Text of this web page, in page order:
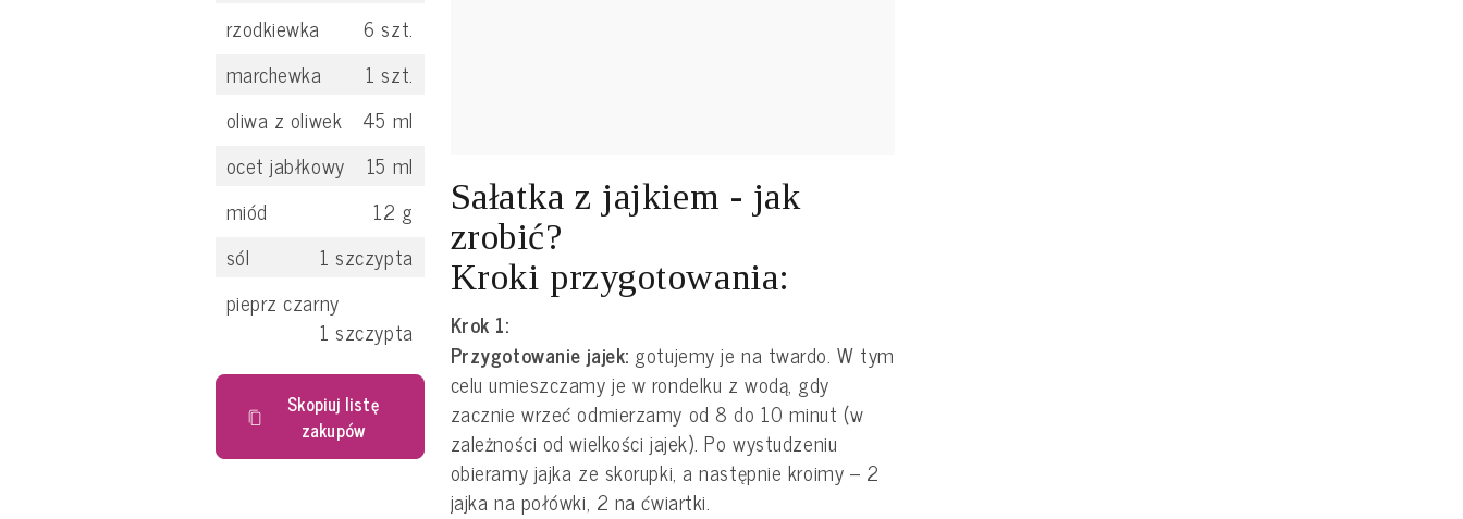
rzodkiewka
6 szt.
marchewka
1 szt.
oliwa z oliwek
45 ml
ocet jabłkowy
15 ml
miód
12 g
sól
1 szczypta
pieprz czarny
1 szczypta
Skopiuj listę
zakupów
Sałatka z jajkiem - jak
zrobić?
Kroki przygotowania:
Krok 1:
Przygotowanie jajek: gotujemy je na twardo. W tym
celu umieszczamy je w rondelku z wodą, gdy
zacznie wrzeć odmierzamy od 8 do 10 minut (w
zależności od wielkości jajek). Po wystudzeniu
obieramy jajka ze skorupki, a następnie kroimy – 2
jajka na połówki, 2 na ćwiartki.